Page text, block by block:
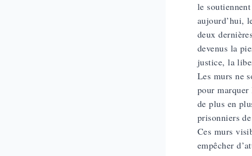
le
aujourd’hui,
deux
devenus la
justice, la
Les murs ne
pour marquer
de plus en
prisonniers
Ces murs
empêcher